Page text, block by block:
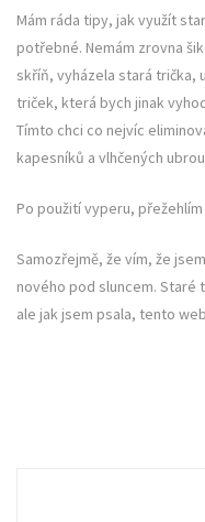
Mám ráda tipy, jak využít
potřebné. Nemám zrovna
skříň, vyházela stará trička,
triček, která bych jinak
Tímto chci co nejvíc
kapesníků a vlhčených
Po použití vyperu,
Samozřejmě, že vím, že
nového pod sluncem. Staré
ale jak jsem psala, tento